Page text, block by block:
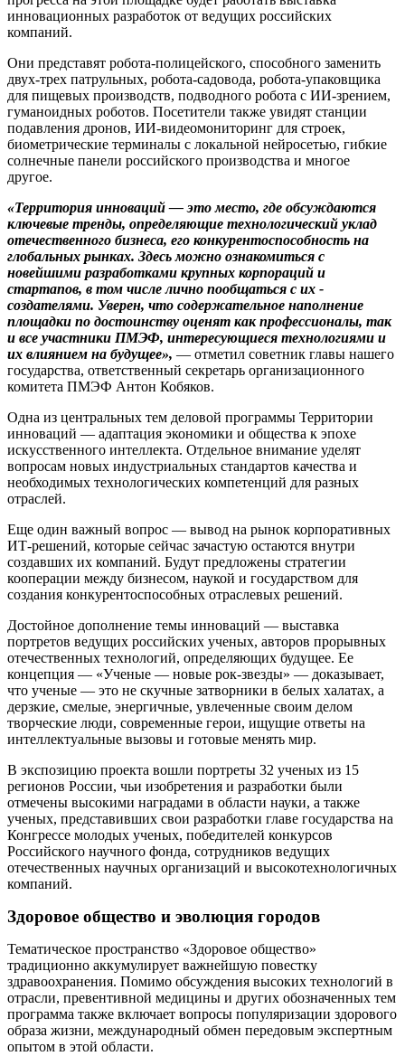
инновационных разработок от ведущих российских
компаний.
Они представят робота-полицейского, способного заменить
двух-трех патрульных, робота-садовода, робота-упаковщика
для пищевых производств, подводного робота с ИИ-зрением,
гуманоидных роботов. Посетители также увидят станции
подавления дронов, ИИ-видеомониторинг для строек,
биометрические терминалы с локальной нейросетью, гибкие
солнечные панели российского производства и многое
другое.
«Территория инноваций — это место, где обсуждаются
ключевые тренды, определяющие технологический уклад
отечественного бизнеса, его конкурентоспособность на
глобальных рынках. Здесь можно ознакомиться с
новейшими разработками крупных корпораций и
стартапов, в том числе лично пообщаться с их ­
создателями. Уверен, что содержательное наполнение
площадки по достоинству оценят как профессионалы, так
и все участники ПМЭФ, интересующиеся технологиями и
их влиянием на будущее», — отметил советник главы нашего
государства, ответственный секретарь организационного
комитета ПМЭФ Антон Кобяков.
Одна из центральных тем деловой программы Территории
инноваций — адаптация экономики и общества к эпохе
искусственного интеллекта. Отдельное внимание уделят
вопросам новых индустриальных стандартов качества и
необходимых технологических компетенций для разных
отраслей.
Еще один важный вопрос — вывод на рынок корпоративных
ИТ-решений, которые сейчас зачастую остаются внутри
создавших их компаний. Будут предложены стратегии
кооперации между бизнесом, наукой и государством для
создания конкурентоспособных отраслевых решений.
Достойное дополнение темы инноваций — выставка
портретов ведущих российских ученых, авторов прорывных
отечественных технологий, определяющих будущее. Ее
концепция — «Ученые — новые рок-звезды» — доказывает,
что ученые — это не скучные затворники в белых халатах, а
дерзкие, смелые, энергичные, увлеченные своим делом
творческие люди, современные герои, ищущие ответы на
интеллектуальные вызовы и готовые менять мир.
В экспозицию проекта вошли портреты 32 ученых из 15
регионов России, чьи изобретения и разработки были
отмечены высокими наградами в области науки, а также
ученых, представивших свои разработки главе государства на
Конгрессе молодых ученых, победителей конкурсов
Российского научного фонда, сотрудников ведущих
отечественных научных организаций и высокотехнологичных
компаний.
Здоровое общество и эволюция городов
Тематическое пространство «Здоровое общество»
традиционно аккумулирует важнейшую повестку
здравоохранения. Помимо обсуждения высоких технологий в
отрасли, превентивной медицины и других обозначенных тем
программа также включает вопросы популяризации здорового
образа жизни, международный обмен передовым экспертным
опытом в этой области.